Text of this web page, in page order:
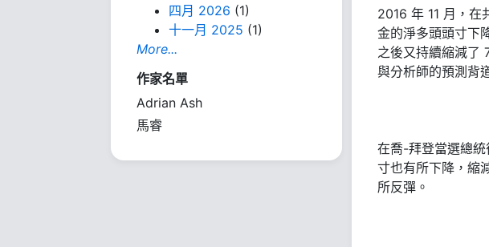
四月 2026 (1)
十一月 2025 (1)
More...
作家名單
Adrian Ash
馬睿
2016 年 11 月，在
金的淨多頭頭寸下
之後又持續縮減了
與分析師的預測背
在喬-拜登當選總
寸也有所下降，縮
所反彈。